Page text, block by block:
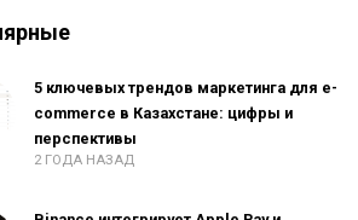
5 ключевых трендов маркетинга для e-
commerce в Казахстане: цифры и
перспективы
2 ГОДА НАЗАД